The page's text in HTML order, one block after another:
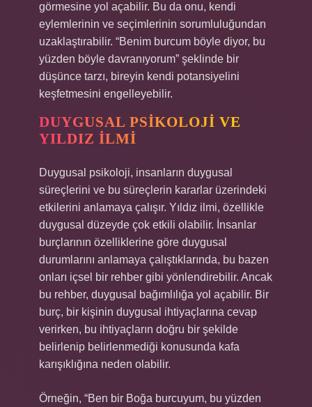
görmesine yol açabilir. Bu da onu, kendi
eylemlerinin ve seçimlerinin sorumluluğundan
uzaklaştırabilir. “Benim burcum böyle diyor, bu
yüzden böyle davranıyorum” şeklinde bir
düşünce tarzı, bireyin kendi potansiyelini
keşfetmesini engelleyebilir.
DUYGUSAL PSIKOLOJI VE
YILDIZ İLMI
Duygusal psikoloji, insanların duygusal
süreçlerini ve bu süreçlerin kararlar üzerindeki
etkilerini anlamaya çalışır. Yıldız ilmi, özellikle
duygusal düzeyde çok etkili olabilir. İnsanlar
burçlarının özelliklerine göre duygusal
durumlarını anlamaya çalıştıklarında, bu bazen
onları içsel bir rehber gibi yönlendirebilir. Ancak
bu rehber, duygusal bağımlılığa yol açabilir. Bir
burç, bir kişinin duygusal ihtiyaçlarına cevap
verirken, bu ihtiyaçların doğru bir şekilde
belirlenip belirlenmediği konusunda kafa
karışıklığına neden olabilir.
Örneğin, “Ben bir Boğa burcuyum, bu yüzden